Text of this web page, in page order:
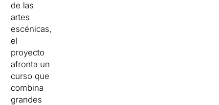
de las
artes
escénicas,
el
proyecto
afronta un
curso que
combina
grandes